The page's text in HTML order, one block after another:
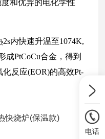
和优异的电化学性
内快速升温至1074K,
成PtCoCu合金，得到
反应(EOR)的高效Pt-
电话